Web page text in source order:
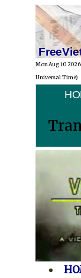
Mon Aug 10
Universal Time)